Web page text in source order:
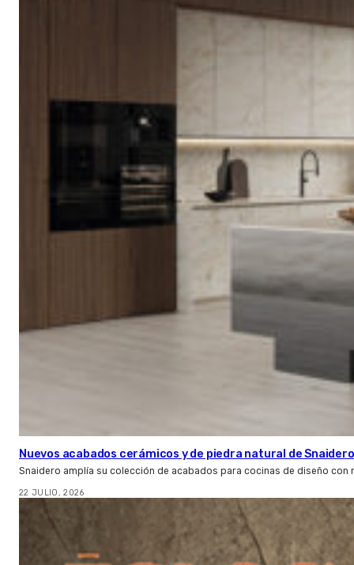
Nuevos acabados cerámicos y de piedra natural de Snaidero
Snaidero amplía su colección de acabados para cocinas de diseño
22 JULIO, 2026